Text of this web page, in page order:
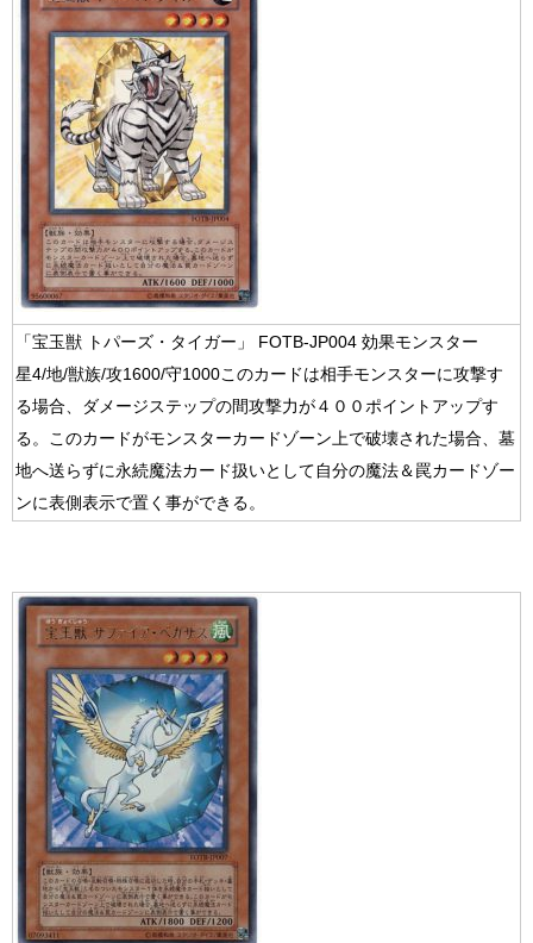
「宝玉獣 トパーズ・タイガー」 FOTB-JP004 効果モンスター
星4/地/獣族/攻1600/守1000このカードは相手モンスターに攻撃す
る場合、ダメージステップの間攻撃力が４００ポイントアップす
る。このカードがモンスターカードゾーン上で破壊された場合、墓
地へ送らずに永続魔法カード扱いとして自分の魔法＆罠カードゾー
ンに表側表示で置く事ができる。